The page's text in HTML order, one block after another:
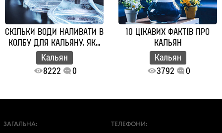
СКІЛЬКИ ВОДИ НАЛИВАТИ В
КОЛБУ ДЛЯ КАЛЬЯНУ. ЯКА
ВОДА ПІДХОДИТЬ
Кальян
8222
0
10 ЦІКАВИХ ФАКТІВ ПРО
КАЛЬЯН
Кальян
3792
0
ЗАГАЛЬНА:
ТЕЛЕФОНИ: